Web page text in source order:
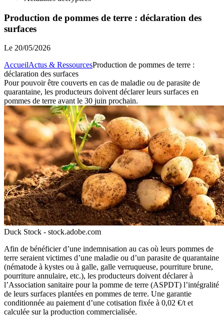
Production de pommes de terre : déclaration des
surfaces
Le 20/05/2026
AccueilActus & RessourcesProduction de pommes de terre :
déclaration des surfaces
Pour pouvoir être couverts en cas de maladie ou de parasite de
quarantaine, les producteurs doivent déclarer leurs surfaces en
pommes de terre avant le 30 juin prochain.
Duck Stock - stock.adobe.com
Afin de bénéficier d’une indemnisation au cas où leurs pommes de
terre seraient victimes d’une maladie ou d’un parasite de quarantaine
(nématode à kystes ou à galle, galle verruqueuse, pourriture brune,
pourriture annulaire, etc.), les producteurs doivent déclarer à
l’Association sanitaire pour la pomme de terre (ASPDT) l’intégralité
de leurs surfaces plantées en pommes de terre. Une garantie
conditionnée au paiement d’une cotisation fixée à 0,02 €/t et
calculée sur la production commercialisée.